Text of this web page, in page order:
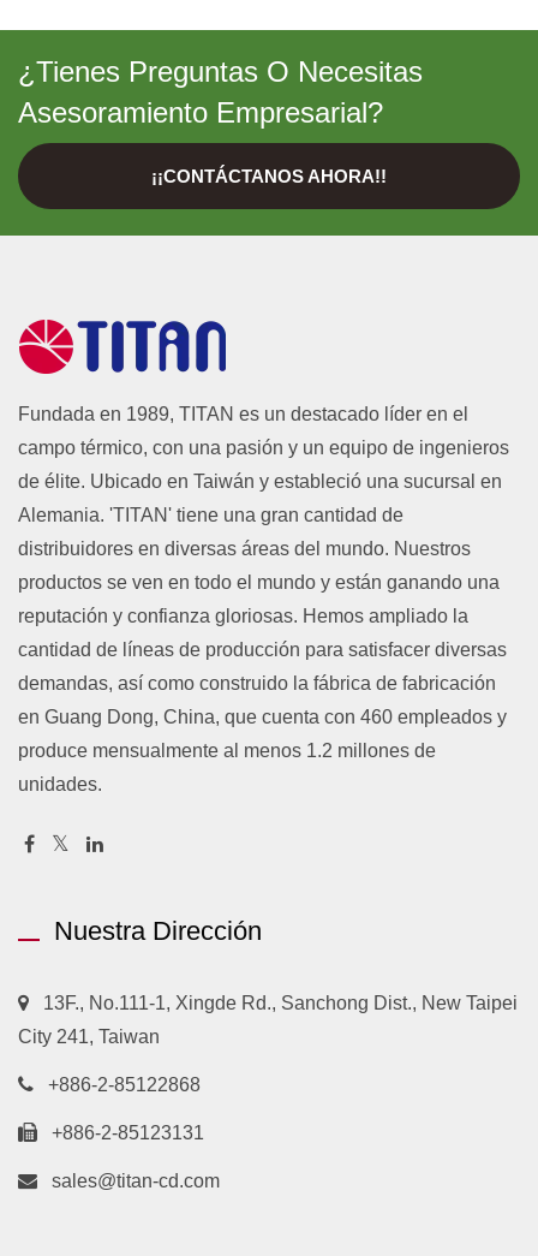
¿Tienes Preguntas O Necesitas
Asesoramiento Empresarial?
¡¡CONTÁCTANOS AHORA!!
Fundada en 1989, TITAN es un destacado líder en el
campo térmico, con una pasión y un equipo de ingenieros
de élite. Ubicado en Taiwán y estableció una sucursal en
Alemania. 'TITAN' tiene una gran cantidad de
distribuidores en diversas áreas del mundo. Nuestros
productos se ven en todo el mundo y están ganando una
reputación y confianza gloriosas. Hemos ampliado la
cantidad de líneas de producción para satisfacer diversas
demandas, así como construido la fábrica de fabricación
en Guang Dong, China, que cuenta con 460 empleados y
produce mensualmente al menos 1.2 millones de
unidades.
Nuestra Dirección
13F., No.111-1, Xingde Rd., Sanchong Dist., New Taipei
City 241, Taiwan
+886-2-85122868
+886-2-85123131
sales@titan-cd.com